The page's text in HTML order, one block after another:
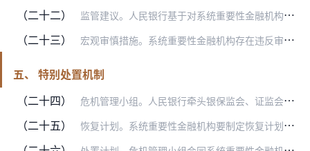
（二十二） 监管建议。人民银行基于对系统重要性金融机构的风险判断，可建议相关监管部门采取相应监管措施。相关监管部门要积极采纳建议并及时作出回复。
（二十三） 宏观审慎措施。系统重要性金融机构存在违反审慎经营规则或威胁金融稳定的，人民银行可向该机构直接作出风险提示。必要时，人民银行商有关部门按照法定程序对系统重要性金融…
五、 特别处置机制
（二十四）
危机管理小组。人民银行牵头银保监会、证监会及财政部等其他相关单位组建危机管理小组，负责建立系统重要性金融机构的特别处置机制，推动恢复和处置计划的制定，开展可处置…
（二十五） 恢复计划。系统重要性金融机构要制定恢复计划并按年度更新，提交危机管理小组审议修订后执行。恢复计划旨在确保在极端压力情景下，金融机构能够通过采取相关措施恢复正常经…